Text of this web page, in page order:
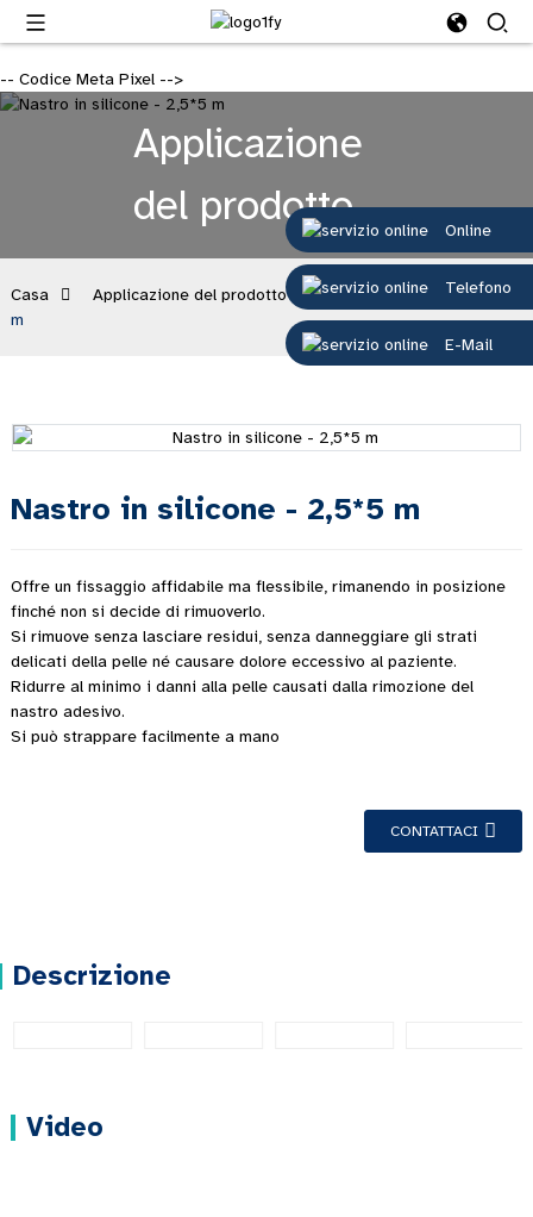
-- Codice Meta Pixel -->
Online
Telefono
E-Mail
Applicazione
del prodotto
Casa Applicazione del prodotto
Nastro in silicone - 2,5*5
m
Nastro in silicone - 2,5*5 m
Offre un fissaggio affidabile ma flessibile, rimanendo in posizione
finché non si decide di rimuoverlo.
Si rimuove senza lasciare residui, senza danneggiare gli strati
delicati della pelle né causare dolore eccessivo al paziente.
Ridurre al minimo i danni alla pelle causati dalla rimozione del
nastro adesivo.
Si può strappare facilmente a mano
CONTATTACI
Descrizione
Video